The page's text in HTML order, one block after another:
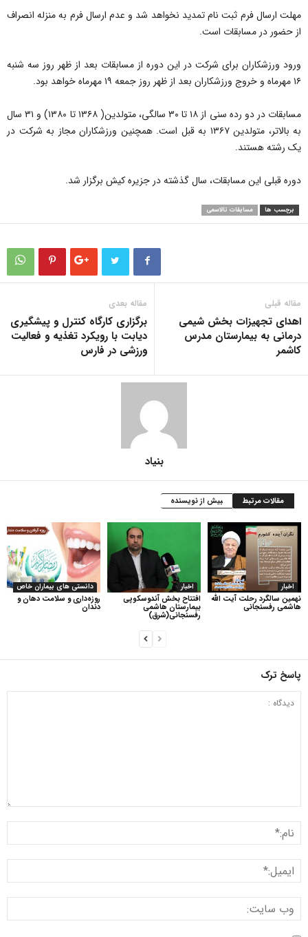
مهلت ارسال فرم ثبت نام تمدید نخواهد شد و عدم ارسال فرم به منزله انصراف
از حضور در مسابقات است.
ورود ورزشکاران برای شرکت در این دوره از مسابقات بعد از ظهر روز سه شنبه
۱۶ مهرماه و خروج ورزشکاران بعد از ظهر روز جمعه ۱۹ مهرماه خواهد بود.
مسابقات در دو رده سنی از ۱۸ تا ۳۰ سالگی، متولدین( ۱۳۶۸ تا ۱۳۸۰) و ۳۱ سال
به بالاتر، متولدین ۱۳۶۷ به قبل است. همچنین ورزشکاران مجاز به شرکت در
یک رشته هستند.
دوره قبلی این مسابقات، سال گذشته در جزیره کیش برگزار شد.
برچسب ها مسابقات تالاسمی
مقاله قبلی
اهدای تجهیزات بخش شیمی
درمانی به بیمارستان مدرس
کاشمر
مقاله بعدی
برگزاری کارگاه کنترل و پیشگیری
دیابت با رویکرد تغذیه و فعالیت
ورزشی در فارس
بنیاد
مقالات مرتبط بیش از نویسنده
دانستی های بیماران خاص
روزه‌داری و سلامت دهان و
دندان
اخبار
افتتاح بخش آندوسکوپی
بیمارستان هاشمی
رفسنجانی(شرق)
اخبار
نهمین سالگرد رحلت آیت الله
هاشمی رفسنجانی
پاسخ ترک